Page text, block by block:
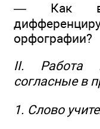
— Как вы
орфографии?
II. Работа
согласные в
1. Слово